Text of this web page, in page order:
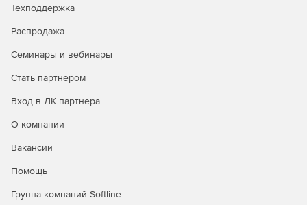
Техподдержка
Распродажа
Семинары и вебинары
Стать партнером
Вход в ЛК партнера
О компании
Вакансии
Помощь
Группа компаний Softline